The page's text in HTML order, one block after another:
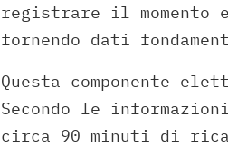
registrare il
fornendo dati
Questa componente
Secondo le
circa 90 minuti di